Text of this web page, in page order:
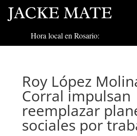
Hora local en Rosario:
Roy López
Corral impulsan
reemplazar
sociales por